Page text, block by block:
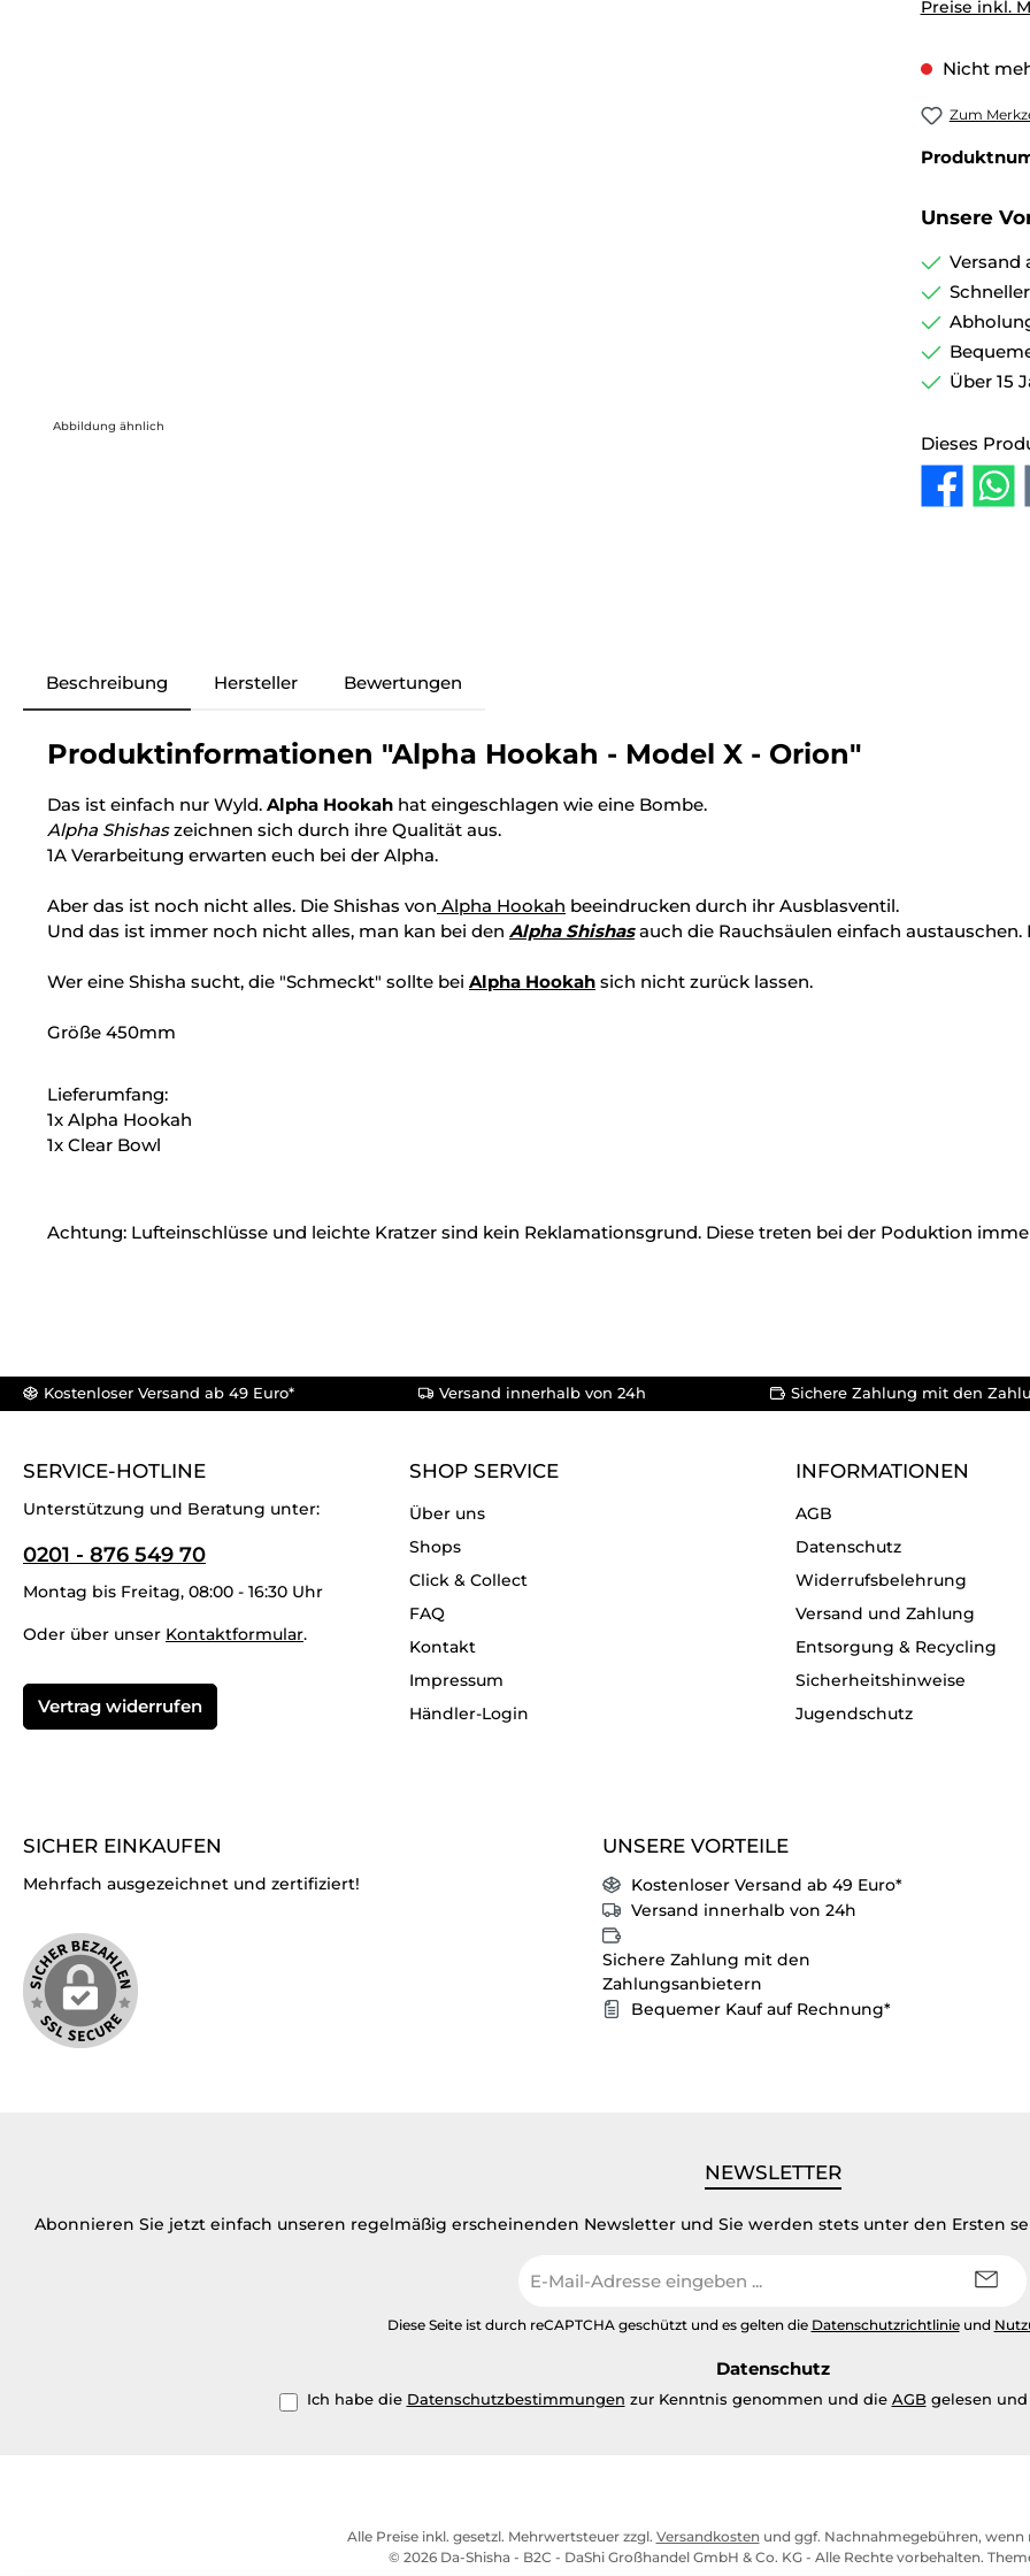
Abbildung ähnlich
Preise inkl.
Nicht
Zum
Unsere
Versand
Über 15
Dieses
Beschreibung Hersteller Bewertungen
Produktinformationen "Alpha Hookah - Model X - Orion"
Das ist einfach nur Wyld. Alpha Hookah hat eingeschlagen wie eine Bombe.
Alpha Shishaszeichnen sich durch ihre Qualität aus.
1A Verarbeitung erwarten euch bei der Alpha.
Aber das ist noch nicht alles. Die Shishas von Alpha Hookah beeindrucken durch ihr Ausblasventil.
Und das ist immer noch nicht alles, man kan bei den Alpha Shishasauch die Rauchsäulen einfach austauschen.
Wer eine Shisha sucht, die "Schmeckt" sollte bei Alpha Hookah sich nicht zurück lassen.
Größe 450mm
Lieferumfang:
1x Alpha Hookah
1x Clear Bowl
Achtung: Lufteinschlüsse und leichte Kratzer sind kein Reklamationsgrund. Diese treten bei der Poduktion
Kostenloser Versand ab 49 Euro* Versand innerhalb von 24h Sichere Zahlung mit den
SERVICE-HOTLINE
Unterstützung und Beratung unter:
0201 - 876 549 70
Montag bis Freitag, 08:00 - 16:30 Uhr
Oder über unser Kontaktformular.
Vertrag widerrufen
SHOP SERVICE
Über uns
Shops
Click & Collect
FAQ
Kontakt
Impressum
Händler-Login
INFORMATIONEN
AGB
Datenschutz
Widerrufsbelehrung
Versand und Zahlung
Entsorgung & Recycling
Sicherheitshinweise
Jugendschutz
SICHER EINKAUFEN
Mehrfach ausgezeichnet und zertifiziert!
UNSERE VORTEILE
Kostenloser Versand ab 49 Euro*
Versand innerhalb von 24h
Sichere Zahlung mit den
Zahlungsanbietern
Bequemer Kauf auf Rechnung*
NEWSLETTER
Abonnieren Sie jetzt einfach unseren regelmäßig erscheinenden Newsletter und Sie werden stets unter den Ersten
Mail-
Diese Seite ist durch reCAPTCHA geschützt und es gelten die Datenschutzrichtlinieund
Datenschutz
Ich habe die Datenschutzbestimmungen zur Kenntnis genommen und die AGBgelesen und
Alle Preise inkl. gesetzl. Mehrwertsteuer zzgl. Versandkosten und ggf. Nachnahmegebühren, wenn
© 2026 Da-Shisha - B2C - DaShi Großhandel GmbH & Co. KG - Alle Rechte vorbehalten.